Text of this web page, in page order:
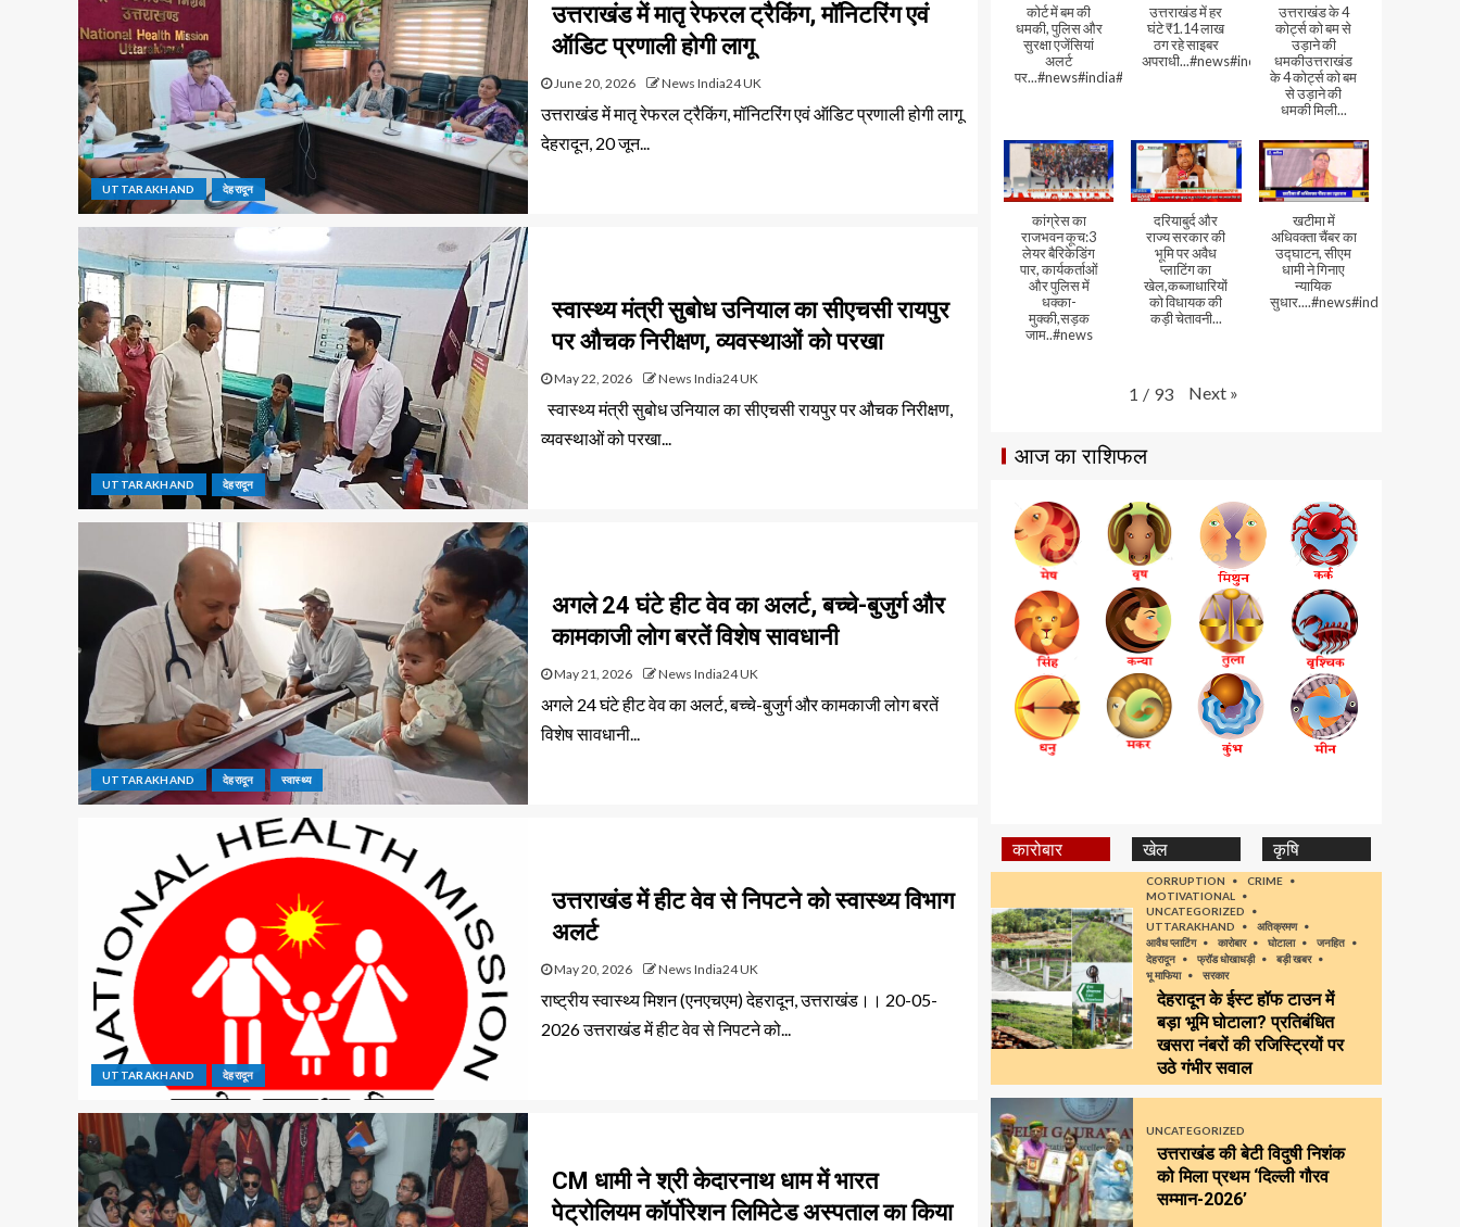
UTTARAKHAND देहरादून
उत्तराखंड में मातृ रेफरल ट्रैकिंग, मॉनिटरिंग एवं
ऑडिट प्रणाली होगी लागू
June 20, 2026 News India24 UK
उत्तराखंड में मातृ रेफरल ट्रैकिंग, मॉनिटरिंग एवं ऑडिट प्रणाली होगी लागू
देहरादून, 20 जून...
UTTARAKHAND देहरादून
स्वास्थ्य मंत्री सुबोध उनियाल का सीएचसी रायपुर
पर औचक निरीक्षण, व्यवस्थाओं को परखा
May 22, 2026 News India24 UK
स्वास्थ्य मंत्री सुबोध उनियाल का सीएचसी रायपुर पर औचक निरीक्षण,
व्यवस्थाओं को परखा...
UTTARAKHAND देहरादून स्वास्थ्य
अगले 24 घंटे हीट वेव का अलर्ट, बच्चे-बुजुर्ग और
कामकाजी लोग बरतें विशेष सावधानी
May 21, 2026 News India24 UK
अगले 24 घंटे हीट वेव का अलर्ट, बच्चे-बुजुर्ग और कामकाजी लोग बरतें
विशेष सावधानी...
UTTARAKHAND देहरादून
उत्तराखंड में हीट वेव से निपटने को स्वास्थ्य विभाग
अलर्ट
May 20, 2026 News India24 UK
राष्ट्रीय स्वास्थ्य मिशन (एनएचएम) देहरादून, उत्तराखंड।। 20-05-
2026 उत्तराखंड में हीट वेव से निपटने को...
CM धामी ने श्री केदारनाथ धाम में भारत
पेट्रोलियम कॉर्पोरेशन लिमिटेड अस्पताल का किया
कोर्ट में बम की
धमकी, पुलिस और
सुरक्षा एजेंसियां
अलर्ट
पर...#news#india#video#viral
उत्तराखंड में हर
घंटे ₹1.14 लाख
ठग रहे साइबर
अपराधी...#news#india#video#viral
उत्तराखंड के 4
कोर्ट्स को बम से
उड़ाने की
धमकीउत्तराखंड
के 4 कोर्ट्स को बम
से उड़ाने की
धमकी मिली...
कांग्रेस का
राजभवन कूच:3
लेयर बैरिकेडिंग
पार, कार्यकर्ताओं
और पुलिस में
धक्का-
मुक्की,सड़क
जाम..#news
दरियाबुर्द और
राज्य सरकार की
भूमि पर अवैध
प्लाटिंग का
खेल,कब्जाधारियों
को विधायक की
कड़ी चेतावनी...
खटीमा में
अधिवक्ता चैंबर का
उद्घाटन, सीएम
धामी ने गिनाए
न्यायिक
सुधार....#news#india#video
1 / 93 Next »
आज का राशिफल
कारोबार खेल कृषि
CORRUPTION
CRIME
MOTIVATIONAL
UNCATEGORIZED
UTTARAKHAND
अतिक्रमण
आवैध प्लाटिंग
कारोबार घोटाला
जनहित
देहरादून
फ्रॉड धोखाधड़ी
बड़ी खबर
भू माफिया
सरकार
देहरादून के ईस्ट हॉफ टाउन में
बड़ा भूमि घोटाला? प्रतिबंधित
खसरा नंबरों की रजिस्ट्रियों पर
उठे गंभीर सवाल
UNCATEGORIZED
उत्तराखंड की बेटी विदुषी निशंक
को मिला प्रथम ‘दिल्ली गौरव
सम्मान-2026’